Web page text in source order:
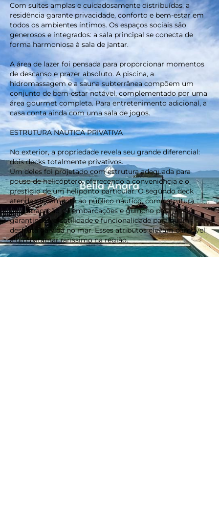
keyboard_backspace
Com suítes amplas e cuidadosamente distribuídas, a
residência garante privacidade, conforto e bem-estar em
todos os ambientes íntimos. Os espaços sociais são
generosos e integrados: a sala principal se conecta de
forma harmoniosa à sala de jantar.
A área de lazer foi pensada para proporcionar momentos
de descanso e prazer absoluto. A piscina, a
hidromassagem e a sauna subterrânea compõem um
conjunto de bem-estar notável, complementado por uma
área gourmet completa. Para entretenimento adicional, a
casa conta ainda com uma sala de jogos.
ESTRUTURA NAUTICA PRIVATIVA
No exterior, a propriedade revela seu grande diferencial:
dois decks totalmente privativos.
Um deles foi projetado com estrutura adequada para
pouso de helicóptero, oferecendo a conveniência e o
prestígio de um heliponto particular. O segundo deck
atende plenamente ao público náutico, com estrutura
para atracação de embarcações e guincho para jet ski,
garantindo versatilidade e funcionalidade para quem
desfruta da vida no mar. Esses atributos elevam o imóvel
a um patamar raríssimo na região.
ESTRUTURA COMPLEMENTAR